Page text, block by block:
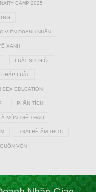
CAMP 2025
VIỆN DOANH NHÂN
XANH
LUẬT SƯ GIỎI
LUẬT
SEX EDUCATION
PHÂN TÍCH
MÔN THỂ THAO
TRẠI HÈ ẨM THỰC
VỐN